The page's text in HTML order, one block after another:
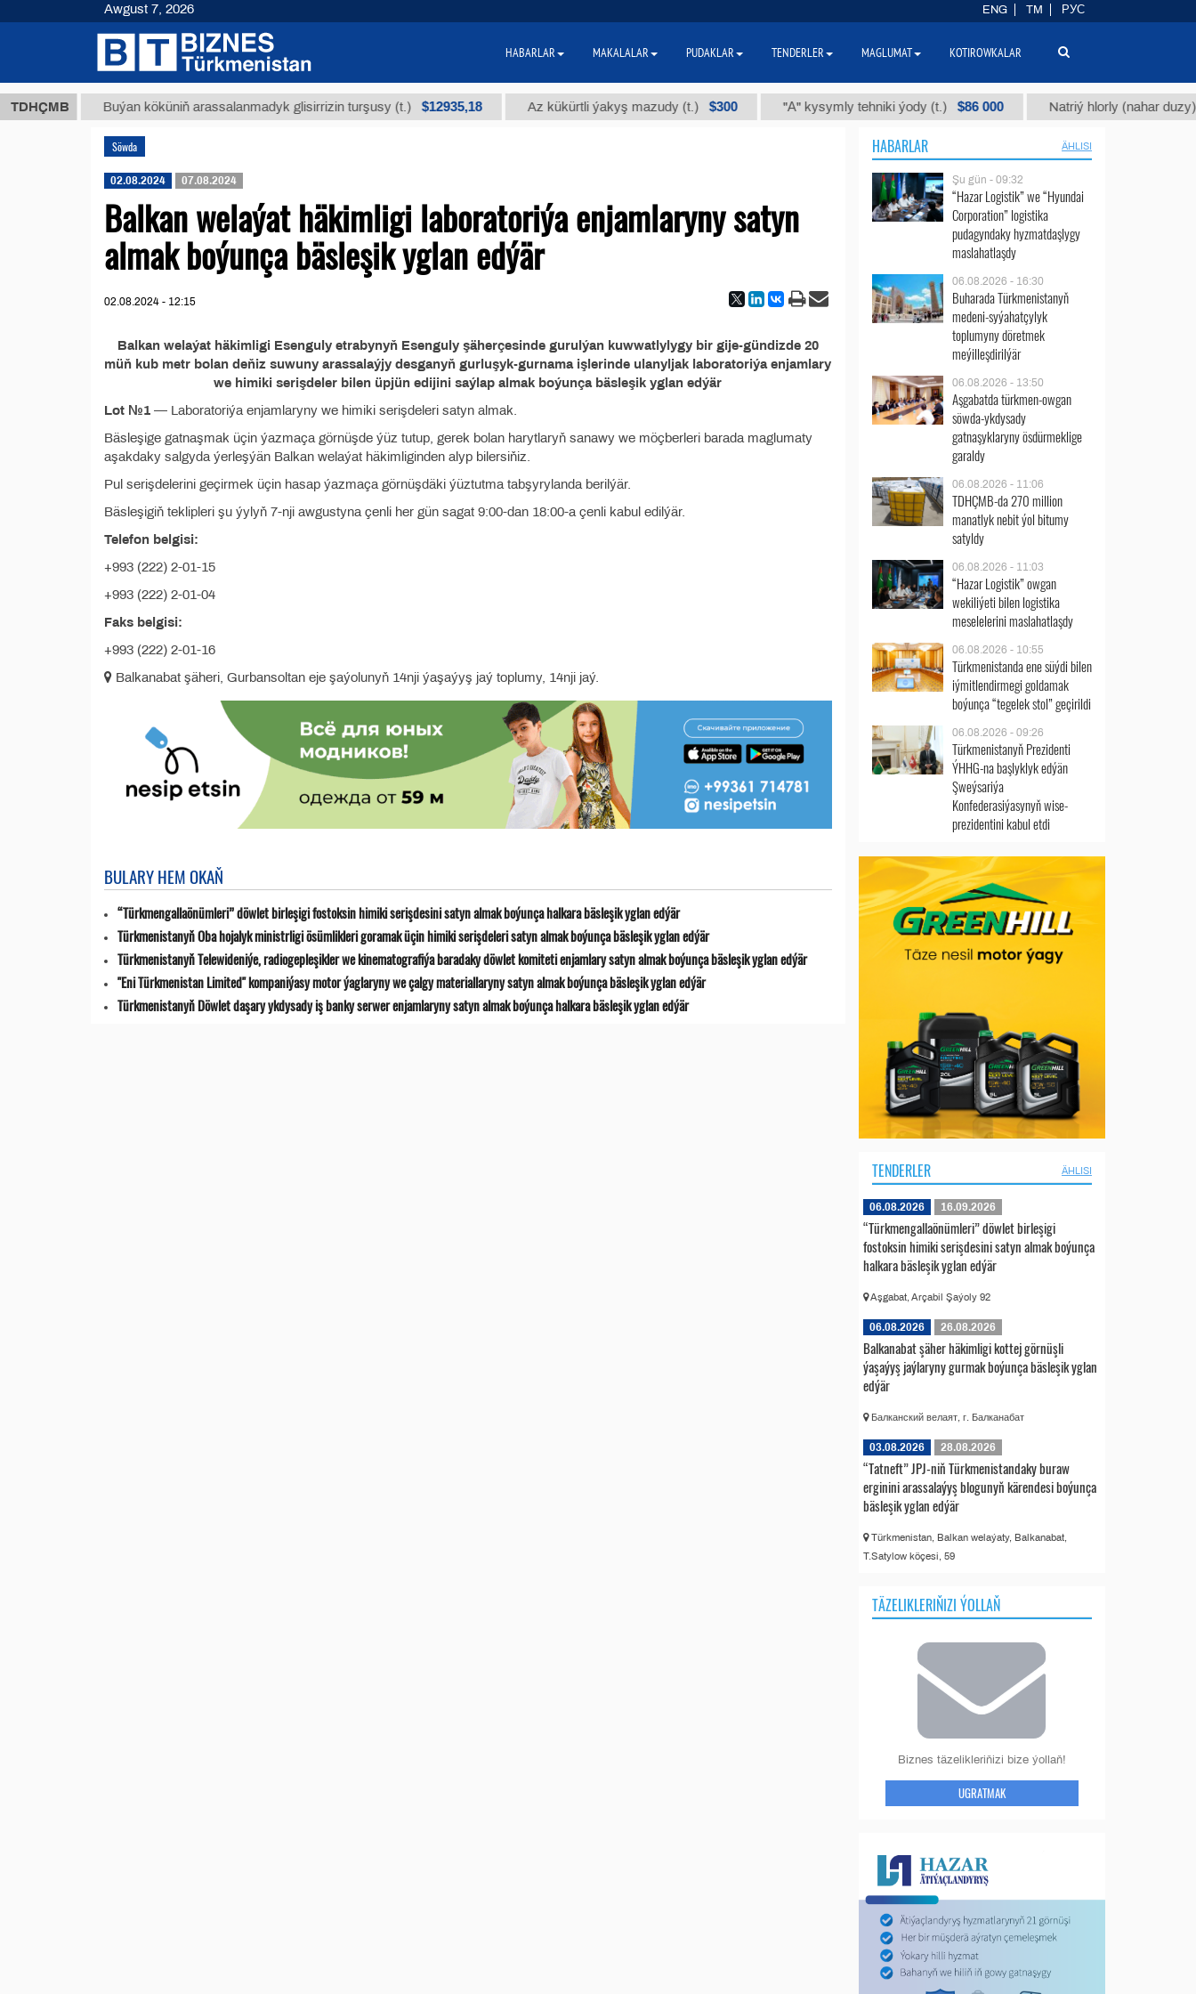
TDHÇMB Buýan köküniň arassalanmadyk glisirrizin turşusy (t.) $12935,18 Az kükürtli ýakyş mazudy (t.) $300 "А" kysymly tehniki ýody (t.) $86 000 Natriý hlorly (nahar duzy) (t.)
Söwda
02.08.2024 07.08.2024
Balkan welaýat häkimligi laboratoriýa enjamlaryny satyn
almak boýunça bäsleşik yglan edýär
02.08.2024 - 12:15
Balkan welaýat häkimligi Esenguly etrabynyň Esenguly şäherçesinde gurulýan kuwwatlylygy bir gije-gündizde 20
müň kub metr bolan deňiz suwuny arassalaýjy desganyň gurluşyk-gurnama işlerinde ulanyljak laboratoriýa enjamlary
we himiki serişdeler bilen üpjün edijini saýlap almak boýunça bäsleşik yglan edýär
Lot №1 — Laboratoriýa enjamlaryny we himiki serişdeleri satyn almak.
Bäsleşige gatnaşmak üçin ýazmaça görnüşde ýüz tutup, gerek bolan harytlaryň sanawy we möçberleri barada maglumaty
aşakdaky salgyda ýerleşýän Balkan welaýat häkimliginden alyp bilersiňiz.
Pul serişdelerini geçirmek üçin hasap ýazmaça görnüşdäki ýüztutma tabşyrylanda berilýär.
Bäsleşigiň teklipleri şu ýylyň 7-nji awgustyna çenli her gün sagat 9:00-dan 18:00-a çenli kabul edilýär.
Telefon belgisi:
+993 (222) 2-01-15
+993 (222) 2-01-04
Faks belgisi:
+993 (222) 2-01-16
Balkanabat şäheri, Gurbansoltan eje şaýolunyň 14­nji ýaşaýyş jaý toplumy, 14­nji jaý.
BULARY HEM OKAŇ
“Türkmengallaönümleri” döwlet birleşigi fostoksin himiki serişdesini satyn almak boýunça halkara bäsleşik yglan edýär
Türkmenistanyň Oba hojalyk ministrligi ösümlikleri goramak üçin himiki serişdeleri satyn almak boýunça bäsleşik yglan edýär
Türkmenistanyň Telewideniýe, radio­gepleşikler we kinematografiýa baradaky döwlet komiteti enjamlary satyn almak boýunça bäsleşik yglan edýär
"Eni Türkmenistan Limited" kompaniýasy motor ýaglaryny we çalgy materiallaryny satyn almak boýunça bäsleşik yglan edýär
Türkmenistanyň Döwlet daşary ykdysady iş banky serwer enjamlaryny satyn almak boýunça halkara bäsleşik yglan edýär
HABARLAR ÄHLISI
Şu gün - 09:32
“Hazar Logistik” we “Hyundai
Corporation” logistika
pudagyndaky hyzmatdaşlygy
maslahatlaşdy
06.08.2026 - 16:30
Buharada Türkmenistanyň
medeni-syýahatçylyk
toplumyny döretmek
meýilleşdirilýär
06.08.2026 - 13:50
Aşgabatda türkmen-owgan
söwda-ykdysady
gatnaşyklaryny ösdürmeklige
garaldy
06.08.2026 - 11:06
TDHÇMB-da 270 million
manatlyk nebit ýol bitumy
satyldy
06.08.2026 - 11:03
“Hazar Logistik” owgan
wekiliýeti bilen logistika
meselelerini maslahatlaşdy
06.08.2026 - 10:55
Türkmenistanda ene süýdi bilen
iýmitlendirmegi goldamak
boýunça “tegelek stol” geçirildi
06.08.2026 - 09:26
Türkmenistanyň Prezidenti
ÝHHG-na başlyklyk edýän
Şweýsariýa
Konfederasiýasynyň wise-
prezidentini kabul etdi
TENDERLER ÄHLISI
06.08.2026 16.09.2026
“Türkmengallaönümleri” döwlet birleşigi
fostoksin himiki serişdesini satyn almak boýunça
halkara bäsleşik yglan edýär
Aşgabat, Arçabil Şaýoly 92
06.08.2026 26.08.2026
Balkanabat şäher häkimligi kottej görnüşli
ýaşaýyş jaýlaryny gurmak boýunça bäsleşik yglan
edýär
Балканский велаят, г. Балканабат
03.08.2026 28.08.2026
“Tatneft” JPJ-niň Türkmenistandaky buraw
erginini arassalaýyş blogunyň kärendesi boýunça
bäsleşik yglan edýär
Türkmenistan, Balkan welaýaty, Balkanabat,
T.Satylow köçesi, 59
TÄZELIKLERIŇIZI ÝOLLAŇ
Biznes täzelikleriňizi bize ýollaň!
UGRATMAK
Awgust 7, 2026 ENG TM РУС
HABARLAR MAKALALAR PUDAKLAR TENDERLER MAGLUMAT KOTIROWKALAR